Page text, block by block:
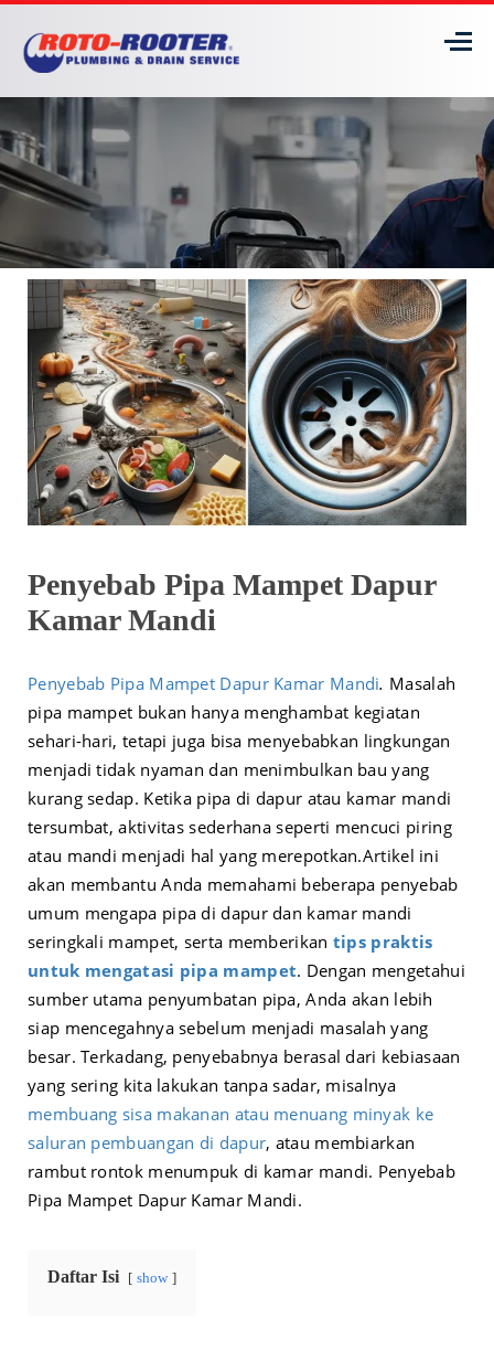
Penyebab Pipa Mampet Dapur
Kamar Mandi
Penyebab Pipa Mampet Dapur Kamar Mandi. Masalah
pipa mampet bukan hanya menghambat kegiatan
sehari-hari, tetapi juga bisa menyebabkan lingkungan
menjadi tidak nyaman dan menimbulkan bau yang
kurang sedap. Ketika pipa di dapur atau kamar mandi
tersumbat, aktivitas sederhana seperti mencuci piring
atau mandi menjadi hal yang merepotkan.Artikel ini
akan membantu Anda memahami beberapa penyebab
umum mengapa pipa di dapur dan kamar mandi
seringkali mampet, serta memberikan tips praktis
untuk mengatasi pipa mampet. Dengan mengetahui
sumber utama penyumbatan pipa, Anda akan lebih
siap mencegahnya sebelum menjadi masalah yang
besar. Terkadang, penyebabnya berasal dari kebiasaan
yang sering kita lakukan tanpa sadar, misalnya
membuang sisa makanan atau menuang minyak ke
saluran pembuangan di dapur, atau membiarkan
rambut rontok menumpuk di kamar mandi. Penyebab
Pipa Mampet Dapur Kamar Mandi.
Daftar Isi show